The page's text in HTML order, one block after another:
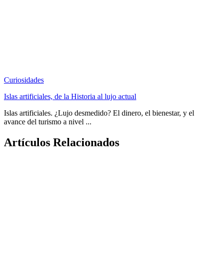
Curiosidades
Islas artificiales, de la Historia al lujo actual
Islas artificiales. ¿Lujo desmedido? El dinero, el bienestar, y el
avance del turismo a nivel ...
Artículos Relacionados